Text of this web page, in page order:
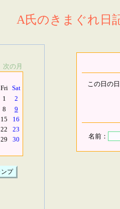
A氏のきまぐれ日
次の月
Fri Sat
1
2
8
9
15
16
22
23
29
30
この日の
名前：